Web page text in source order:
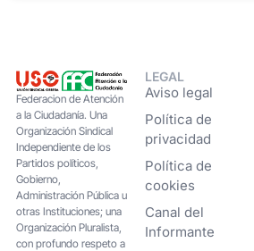
Federacion de Atención
a la Ciudadanía. Una
Organización Sindical
Independiente de los
Partidos políticos,
Gobierno,
Administración Pública u
otras Instituciones; una
Organización Pluralista,
con profundo respeto a
LEGAL
Aviso legal
Política de
privacidad
Política de
cookies
Canal del
Informante